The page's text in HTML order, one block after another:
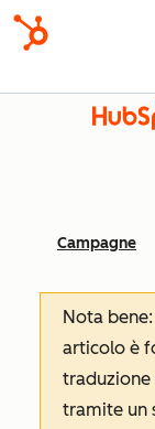
Campagne
Nota
articolo è
tramite un